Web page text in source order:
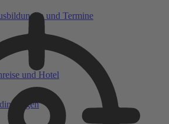
und Termine
und Referenten
und Hotel